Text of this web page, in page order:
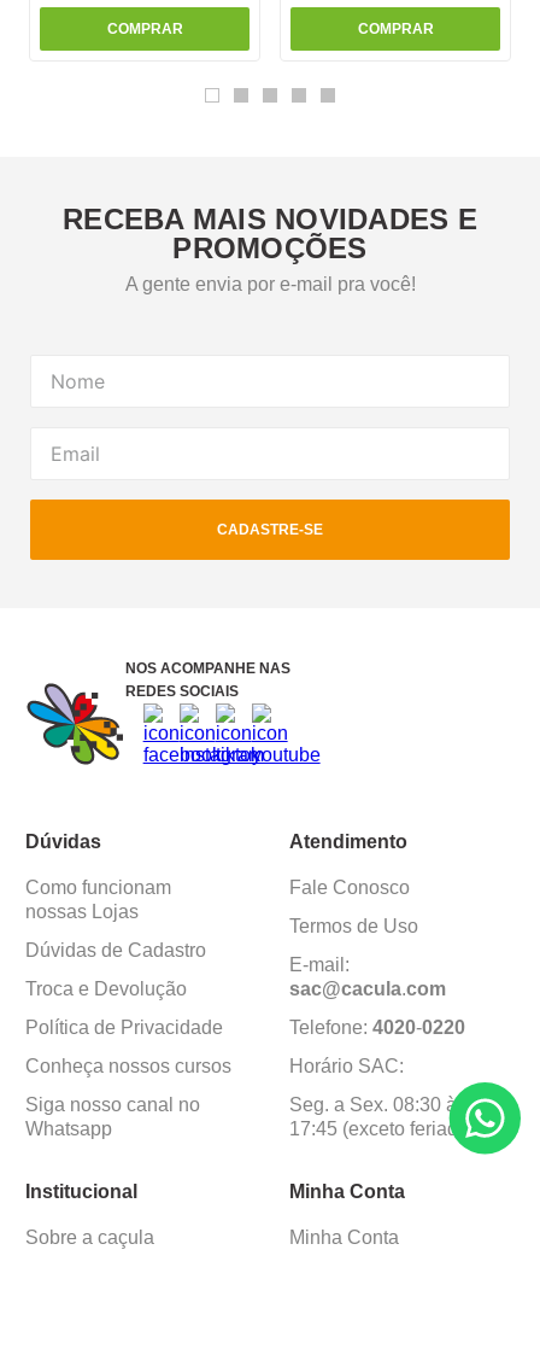
COMPRAR COMPRAR
RECEBA MAIS NOVIDADES E
PROMOÇÕES
A gente envia por e-mail pra você!
CADASTRE-SE
NOS ACOMPANHE NAS
REDES SOCIAIS
Dúvidas
Como funcionam
nossas Lojas
Dúvidas de Cadastro
Troca e Devolução
Política de Privacidade
Conheça nossos cursos
Siga nosso canal no
Whatsapp
Atendimento
Fale Conosco
Termos de Uso
E-mail:
sac@cacula.com
Telefone: 4020-0220
Horário SAC:
Seg. a Sex. 08:30 às
17:45 (exceto feriados)
Institucional
Sobre a caçula
Minha Conta
Minha Conta